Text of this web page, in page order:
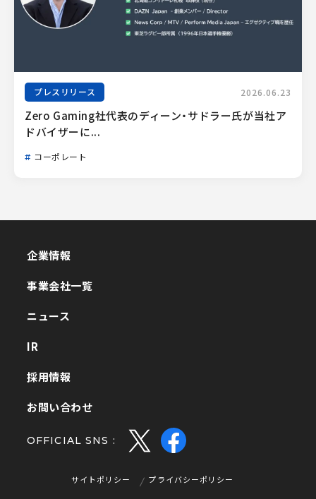
プレスリリース 2026.06.23
Zero Gaming社代表のディーン・サドラー氏が当社ア
ドバイザーに...
コーポレート
企業情報
事業会社一覧
ニュース
IR
採用情報
お問い合わせ
OFFICIAL SNS :
サイトポリシー
プライバシーポリシー